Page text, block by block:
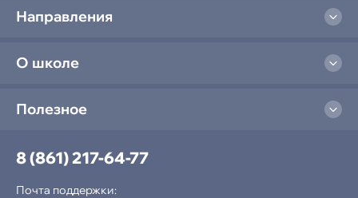
Направления
О школе
Полезное
8 (861) 217-64-77
Почта поддержки: